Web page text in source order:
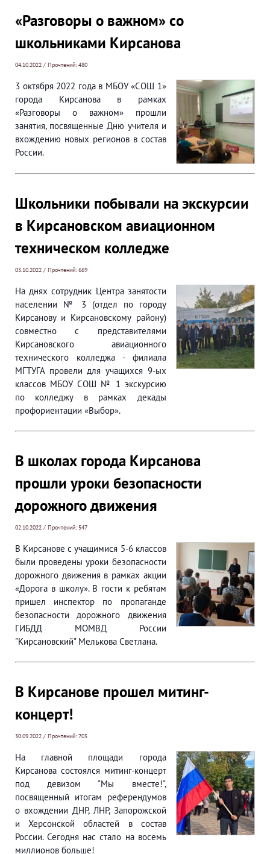
«Разговоры о важном» со
школьниками Кирсанова
04.10.2022 / Прочтений: 480
3 октября 2022 года в МБОУ «СОШ 1»
города Кирсанова в рамках
«Разговоры о важном» прошли
занятия, посвященные Дню учителя и
вхождению новых регионов в состав
России.
Школьники побывали на экскурсии
в Кирсановском авиационном
техническом колледже
03.10.2022 / Прочтений: 669
На днях сотрудник Центра занятости
населении № 3 (отдел по городу
Кирсанову и Кирсановскому району)
совместно с представителями
Кирсановского авиационного
технического колледжа - филиала
МГТУГА провели для учащихся 9-ых
классов МБОУ СОШ № 1 экскурсию
по колледжу в рамках декады
профориентации «Выбор».
В школах города Кирсанова
прошли уроки безопасности
дорожного движения
02.10.2022 / Прочтений: 547
В Кирсанове с учащимися 5-6 классов
были проведены уроки безопасности
дорожного движения в рамках акции
«Дорога в школу». В гости к ребятам
пришел инспектор по пропаганде
безопасности дорожного движения
ГИБДД МОМВД России
"Кирсановский" Мелькова Светлана.
В Кирсанове прошел митинг-
концерт!
30.09.2022 / Прочтений: 705
На главной площади города
Кирсанова состоялся митинг-концерт
под девизом "Мы вместе!",
посвященный итогам референдумов
о вхождении ДНР, ЛНР, Запорожской
и Херсонской областей в состав
России. Сегодня нас стало на восемь
миллионов больше!